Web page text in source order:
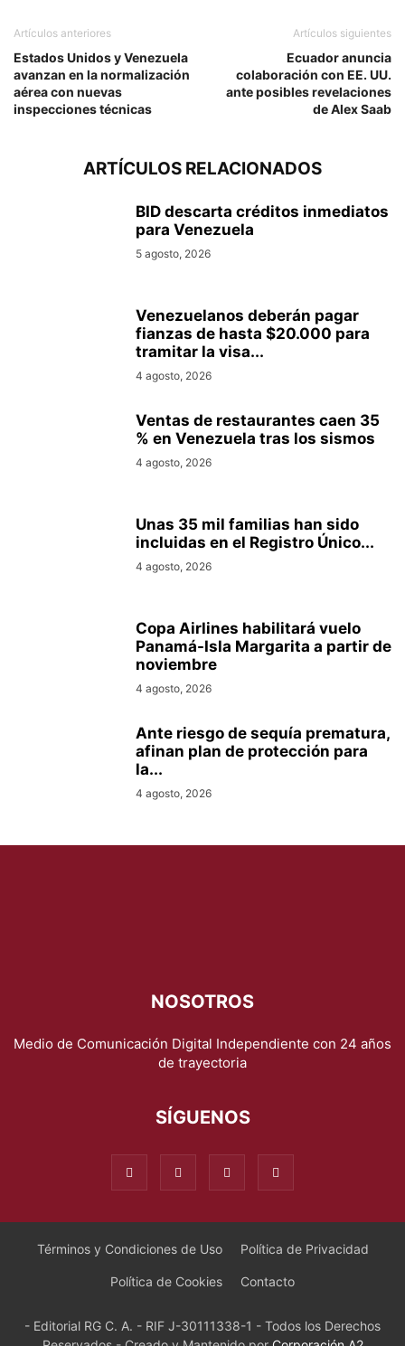
Artículos anteriores
Estados Unidos y Venezuela
avanzan en la normalización
aérea con nuevas
inspecciones técnicas
Artículos siguientes
Ecuador anuncia
colaboración con EE. UU.
ante posibles revelaciones
de Alex Saab
ARTÍCULOS RELACIONADOS
BID descarta créditos inmediatos
para Venezuela
5 agosto, 2026
Venezuelanos deberán pagar
fianzas de hasta $20.000 para
tramitar la visa...
4 agosto, 2026
Ventas de restaurantes caen 35
% en Venezuela tras los sismos
4 agosto, 2026
Unas 35 mil familias han sido
incluidas en el Registro Único...
4 agosto, 2026
Copa Airlines habilitará vuelo
Panamá-Isla Margarita a partir de
noviembre
4 agosto, 2026
Ante riesgo de sequía prematura,
afinan plan de protección para
la...
4 agosto, 2026
NOSOTROS
Medio de Comunicación Digital Independiente con 24 años
de trayectoria
SÍGUENOS
Términos y Condiciones de Uso Política de Privacidad
Política de Cookies Contacto
- Editorial RG C. A. - RIF J-30111338-1 - Todos los Derechos